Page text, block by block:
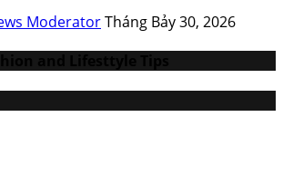
ModeratorTháng Bảy 30, 2026